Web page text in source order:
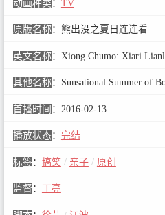
动画种类 ： TV
原版名称： 熊出没之夏日连连看
英文名称： Xiong Chumo: Xiari
其他名称： Sunsational Summer of
首播时间 ： 2016-02-13
播放状态： 完结
标签： 搞笑 / 亲子 / 原创
监督 ： 丁亮